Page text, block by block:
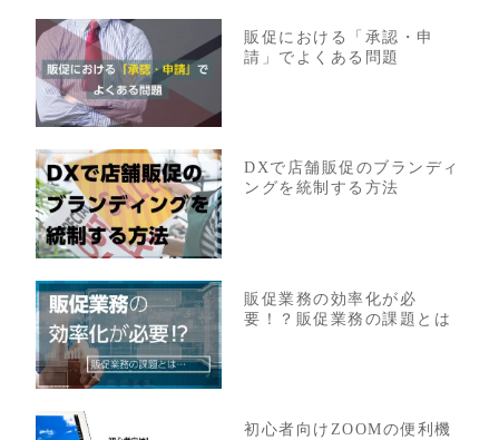
販促における「承認・申
請」でよくある問題
DXで店舗販促のブランディ
ングを統制する方法
販促業務の効率化が必
要！？販促業務の課題とは
初心者向けZOOMの便利機